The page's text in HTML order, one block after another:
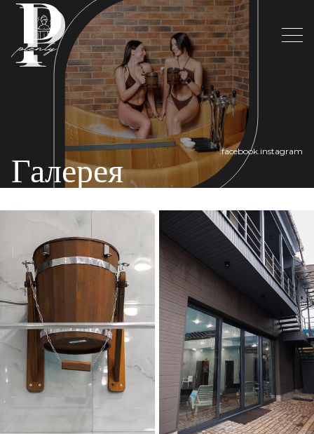
Галерея
.facebook.instagram